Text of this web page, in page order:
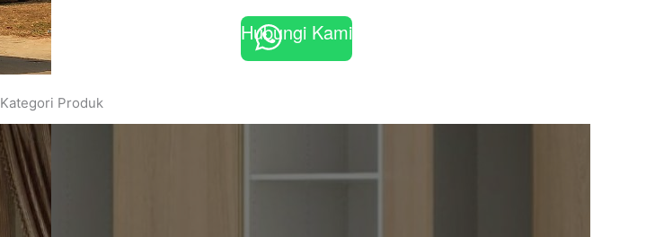
Hubungi Kami
Kategori Produk